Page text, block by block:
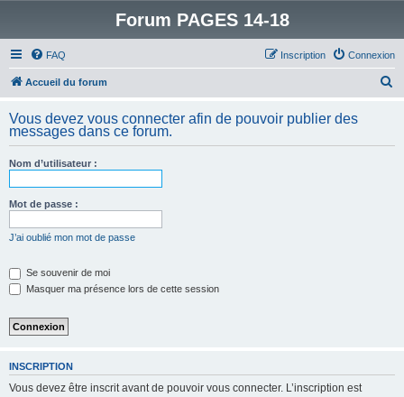
Forum PAGES 14-18
FAQ Connexion
Inscription
Accueil du forum
h
Vous devez vous connecter afin de pouvoir publier des
messages dans ce forum.
Nom d’utilisateur :
Mot de passe :
J’ai oublié mon mot de passe
Se souvenir de moi
Masquer ma présence lors de cette session
INSCRIPTION
Vous devez être inscrit avant de pouvoir vous connecter. L’inscription est